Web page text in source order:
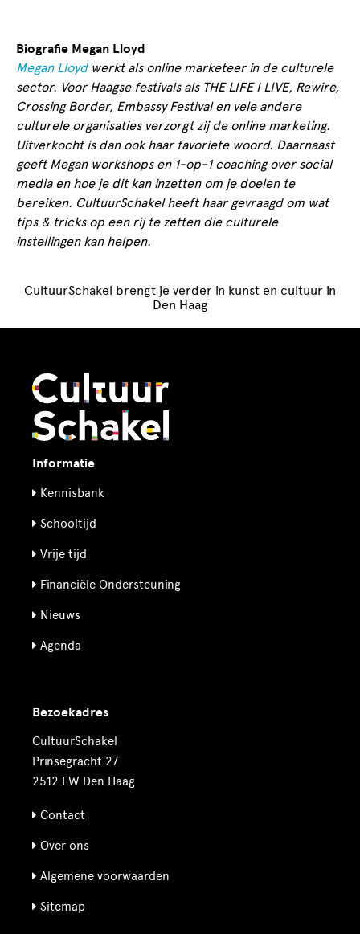
Biografie Megan Lloyd
Megan Lloydwerkt als online marketeer in de culturele
sector. Voor Haagse festivals als THE LIFE I LIVE, Rewire,
Crossing Border, Embassy Festival en vele andere
culturele organisaties verzorgt zij de online marketing.
Uitverkocht is dan ook haar favoriete woord. Daarnaast
geeft Megan workshops en 1-op-1 coaching over social
media en hoe je dit kan inzetten om je doelen te
bereiken. CultuurSchakel heeft haar gevraagd om wat
tips & tricks op een rij te zetten die culturele
instellingen kan helpen.
CultuurSchakel brengt je verder in kunst en cultuur in
Den Haag
Informatie
Kennisbank
Schooltijd
Vrije tijd
Financiële Ondersteuning
Nieuws
Agenda
Bezoekadres
CultuurSchakel
Prinsegracht 27
2512 EW Den Haag
Contact
Over ons
Algemene voorwaarden
Sitemap